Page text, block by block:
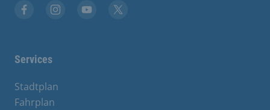
Services
Stadtplan
Fahrplan